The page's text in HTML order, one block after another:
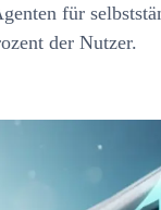
für
der Nutzer.